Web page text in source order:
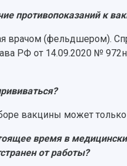
противопоказаний к
врачом (фельдшером).
РФ от 14.09.2020 №
вакцины может только
время в
от работы?